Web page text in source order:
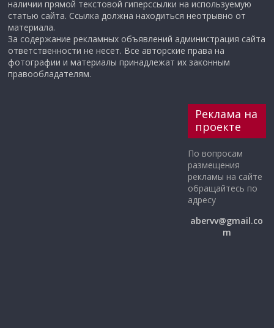
наличии прямой текстовой гиперссылки на используемую
статью сайта. Ссылка должна находиться неотрывно от
материала.
За содержание рекламных объявлений администрация сайта
ответственности не несет. Все авторские права на
фотографии и материалы принадлежат их законным
правообладателям.
Реклама на
проекте
По вопросам
размещения
рекламы на сайте
обращайтесь по
адресу
abervv@gmail.co
m